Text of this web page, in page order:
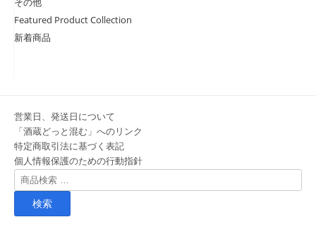
Featured Product Collection
新着商品
営業日、発送日について
「酒蔵どっと混む」へのリンク
特定商取引法に基づく表記
個人情報保護のための行動指針
検
索
象: